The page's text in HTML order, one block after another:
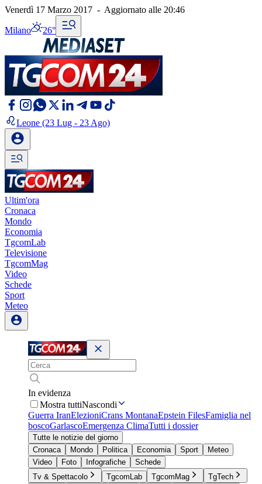
Venerdì 17 Marzo 2017 - Aggiornato alle 20:46
Milano 26°
Leone (23 Lug - 23 Ago)
Ultim'ora
Cronaca
Mondo
Economia
TgcomLab
Televisione
TgcomMag
Video
Schede
Sport
Meteo
In evidenza
Mostra tuttiNascondi
Guerra IranElezioniCrans MontanaEpstein FilesFamiglia nel
boscoGarlascoEmergenza ClimaTutti i dossier
Tutte le notizie del giorno
Cronaca
Mondo Politica Economia Sport
Meteo
Video
Foto Infografiche
Schede
Tv & Spettacolo
TgcomLab TgcomMag
TgTech